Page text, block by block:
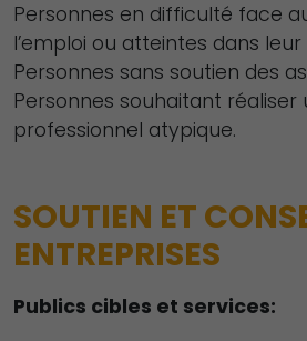
Personnes en difficulté face
l’emploi ou atteintes dans
Personnes sans soutien des
Personnes souhaitant réaliser
professionnel atypique.
SOUTIEN ET
ENTREPRISES
Publics cibles et services: